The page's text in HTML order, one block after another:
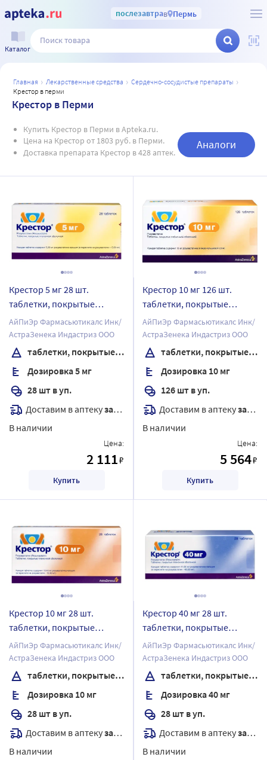
послезавтрав Пермь
Каталог
главная лекарственные средства
сердечно-сосудистые препараты
крестор в перми
Крестор в Перми
Купить Крестор в Перми в Apteka.ru.
Цена на Крестор от 1803 руб. в Перми.
Доставка препарата Крестор в 428 аптек.
Аналоги
Крестор 5 мг 28 шт.
таблетки, покрытые
пленочной оболочкой
АйПиЭр Фармасьютикалс Инк/
АстраЗенека Индастриз ООО
таблетки, покрытые пленочной оболочкой
Дозировка 5 мг
28 шт в уп.
Доставим в аптекузавтра
В наличии
Цена:
2 111₽
Купить
Крестор 10 мг 126 шт.
таблетки, покрытые
пленочной оболочкой
АйПиЭр Фармасьютикалс Инк/
АстраЗенека Индастриз ООО
таблетки, покрытые пленочной оболочкой
Дозировка 10 мг
126 шт в уп.
Доставим в аптекузавтра
В наличии
Цена:
5 564₽
Купить
Крестор 10 мг 28 шт.
таблетки, покрытые
пленочной оболочкой
АйПиЭр Фармасьютикалс Инк/
АстраЗенека Индастриз ООО
таблетки, покрытые пленочной оболочкой
Дозировка 10 мг
28 шт в уп.
Доставим в аптекузавтра
В наличии
Крестор 40 мг 28 шт.
таблетки, покрытые
пленочной оболочкой
АйПиЭр Фармасьютикалс Инк/
АстраЗенека Индастриз ООО
таблетки, покрытые пленочной оболочкой
Дозировка 40 мг
28 шт в уп.
Доставим в аптекузавтра
В наличии